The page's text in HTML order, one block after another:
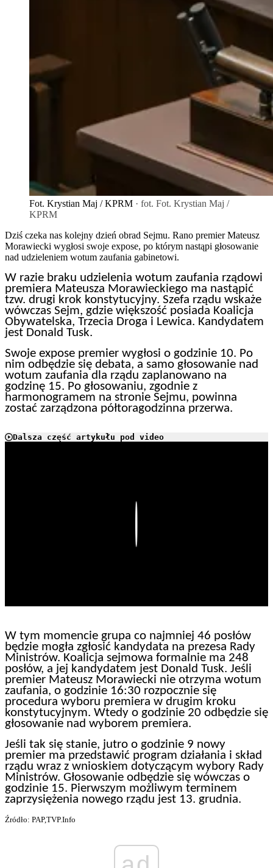
Fot. Krystian Maj / KPRM · fot. Fot. Krystian Maj /
KPRM
Dziś czeka nas kolejny dzień obrad Sejmu. Rano premier Mateusz
Morawiecki wygłosi swoje expose, po którym nastąpi głosowanie
nad udzieleniem wotum zaufania gabinetowi.
W razie braku udzielenia wotum zaufania rządowi
premiera Mateusza Morawieckiego ma nastąpić
tzw. drugi krok konstytucyjny. Szefa rządu wskaże
wówczas Sejm, gdzie większość posiada Koalicja
Obywatelska, Trzecia Droga i Lewica. Kandydatem
jest Donald Tusk.
Swoje expose premier wygłosi o godzinie 10. Po
nim odbędzie się debata, a samo głosowanie nad
wotum zaufania dla rządu zaplanowano na
godzinę 15. Po głosowaniu, zgodnie z
harmonogramem na stronie Sejmu, powinna
zostać zarządzona półtoragodzinna przerwa.
Dalsza część artykułu pod video
W tym momencie grupa co najmniej 46 posłów
będzie mogła zgłosić kandydata na prezesa Rady
Ministrów. Koalicja sejmowa formalnie ma 248
posłów, a jej kandydatem jest Donald Tusk. Jeśli
premier Mateusz Morawiecki nie otrzyma wotum
zaufania, o godzinie 16:30 rozpocznie się
procedura wyboru premiera w drugim kroku
konstytucyjnym. Wtedy o godzinie 20 odbędzie się
głosowanie nad wyborem premiera.
Jeśli tak się stanie, jutro o godzinie 9 nowy
premier ma przedstawić program działania i skład
rządu wraz z wnioskiem dotyczącym wybory Rady
Ministrów. Głosowanie odbędzie się wówczas o
godzinie 15. Pierwszym możliwym terminem
zaprzysiężenia nowego rządu jest 13. grudnia.
Źródło: PAP,TVP.Info